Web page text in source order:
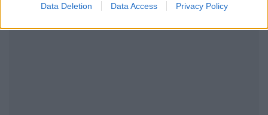
Data Deletion Data Access Privacy Policy